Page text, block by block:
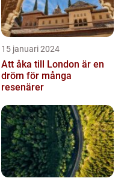
15 januari 2024
Att åka till London är en
dröm för många
resenärer